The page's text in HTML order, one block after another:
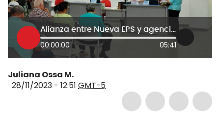
Alianza entre Nueva EPS y agencia de turismo genera problemas de traslado a afiliados
00:00:00 05:41
Juliana Ossa M.
28/11/2023 - 12:51 GMT-5